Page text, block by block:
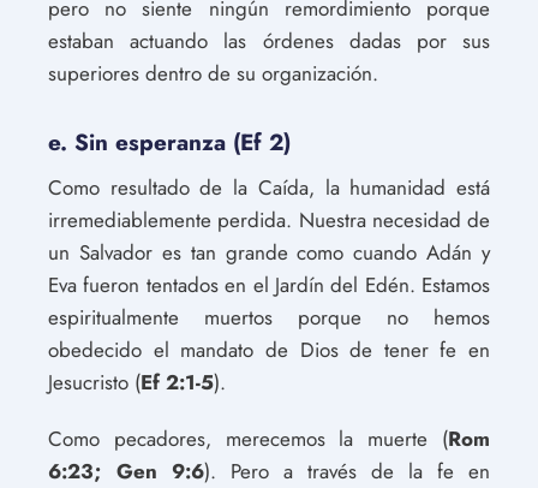
pero no siente ningún remordimiento porque
estaban actuando las órdenes dadas por sus
superiores dentro de su organización.
e. Sin esperanza (Ef 2)
Como resultado de la Caída, la humanidad está
irremediablemente perdida. Nuestra necesidad de
un Salvador es tan grande como cuando Adán y
Eva fueron tentados en el Jardín del Edén. Estamos
espiritualmente muertos porque no hemos
obedecido el mandato de Dios de tener fe en
Jesucristo (Ef 2:1-5).
Como pecadores, merecemos la muerte (Rom
6:23; Gen 9:6). Pero a través de la fe en